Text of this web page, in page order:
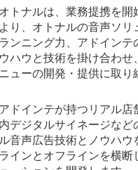
ー
トナルは、業務提携を開
り、オトナルの音声ソリ
ンニング力、アドインテ
ハウと技術を掛け合わせ
ューの開発・提供に取り
ドインテが持つリアル店
デジタルサイネージなど
音声広告技術とノウハウ
インとオフラインを横